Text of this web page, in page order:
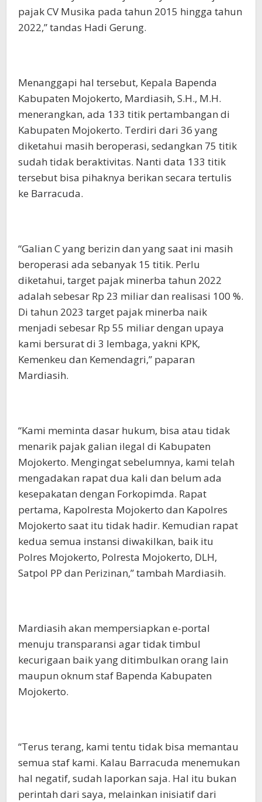
pajak CV Musika pada tahun 2015 hingga tahun
2022,” tandas Hadi Gerung.
Menanggapi hal tersebut, Kepala Bapenda
Kabupaten Mojokerto, Mardiasih, S.H., M.H.
menerangkan, ada 133 titik pertambangan di
Kabupaten Mojokerto. Terdiri dari 36 yang
diketahui masih beroperasi, sedangkan 75 titik
sudah tidak beraktivitas. Nanti data 133 titik
tersebut bisa pihaknya berikan secara tertulis
ke Barracuda.
“Galian C yang berizin dan yang saat ini masih
beroperasi ada sebanyak 15 titik. Perlu
diketahui, target pajak minerba tahun 2022
adalah sebesar Rp 23 miliar dan realisasi 100 %.
Di tahun 2023 target pajak minerba naik
menjadi sebesar Rp 55 miliar dengan upaya
kami bersurat di 3 lembaga, yakni KPK,
Kemenkeu dan Kemendagri,” paparan
Mardiasih.
“Kami meminta dasar hukum, bisa atau tidak
menarik pajak galian ilegal di Kabupaten
Mojokerto. Mengingat sebelumnya, kami telah
mengadakan rapat dua kali dan belum ada
kesepakatan dengan Forkopimda. Rapat
pertama, Kapolresta Mojokerto dan Kapolres
Mojokerto saat itu tidak hadir. Kemudian rapat
kedua semua instansi diwakilkan, baik itu
Polres Mojokerto, Polresta Mojokerto, DLH,
Satpol PP dan Perizinan,” tambah Mardiasih.
Mardiasih akan mempersiapkan e-portal
menuju transparansi agar tidak timbul
kecurigaan baik yang ditimbulkan orang lain
maupun oknum staf Bapenda Kabupaten
Mojokerto.
“Terus terang, kami tentu tidak bisa memantau
semua staf kami. Kalau Barracuda menemukan
hal negatif, sudah laporkan saja. Hal itu bukan
perintah dari saya, melainkan inisiatif dari